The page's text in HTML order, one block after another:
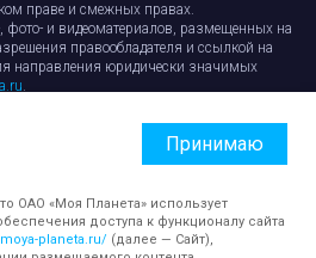
праве и смежных правах.
фото- и видеоматериалов, размещенных на
правообладателя и ссылкой на
направления юридически значимых
.
файлами
Обработка персональных данных
Принимаю
ОАО «Моя Планета» использует
доступа к функционалу сайта
planeta.ru/ (далее — Сайт),